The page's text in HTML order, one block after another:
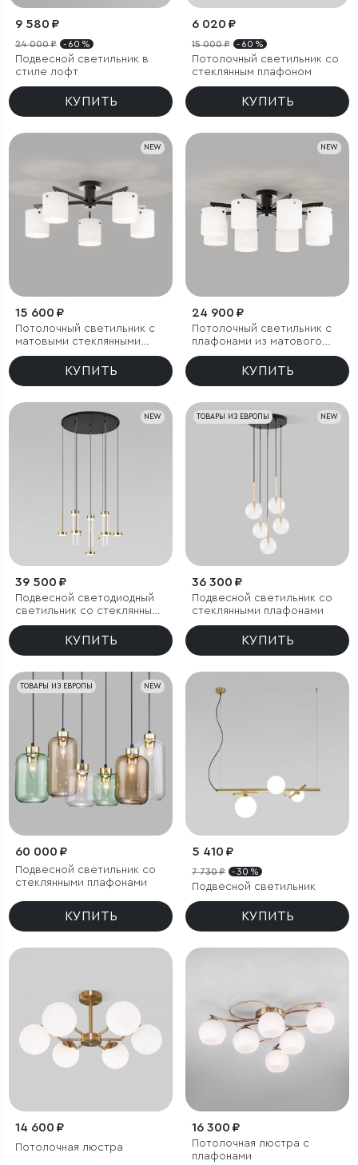
9 580 ₽
24 000 ₽ - 60 %
Подвесной светильник в
стиле лофт
КУПИТЬ
6 020 ₽
15 000 ₽ - 60 %
Потолочный светильник со
стеклянным плафоном
КУПИТЬ
NEW
15 600 ₽
Потолочный светильник с
матовыми стеклянными
плафонами
КУПИТЬ
NEW
24 900 ₽
Потолочный светильник с
плафонами из матового
стекла
КУПИТЬ
NEW
39 500 ₽
Подвесной светодиодный
светильник со стеклянными
плафонами
КУПИТЬ
NEW
ТОВАРЫ ИЗ ЕВРОПЫ
36 300 ₽
Подвесной светильник со
стеклянными плафонами
КУПИТЬ
NEW
ТОВАРЫ ИЗ ЕВРОПЫ
60 000 ₽
Подвесной светильник со
стеклянными плафонами
КУПИТЬ
5 410 ₽
7 730 ₽ - 30 %
Подвесной светильник
КУПИТЬ
14 600 ₽
Потолочная люстра
16 300 ₽
Потолочная люстра с
плафонами